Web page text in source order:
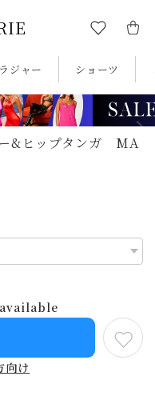
ジャー ショーツ
&ヒップタンガ MA
向け